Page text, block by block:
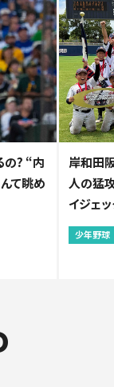
の? “内
て眺め
岸和田
人の猛
イジェ
少年野球